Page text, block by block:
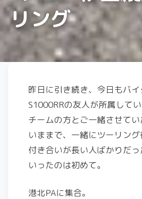
リング
昨日に引き続き、今日もバイ
S1000RRの友人が所属して
チームの方とご一緒させてい
いままで、一緒にツーリン
付き合いが長い人ばかりだ
いったのは初めて。
港北PAに集合。